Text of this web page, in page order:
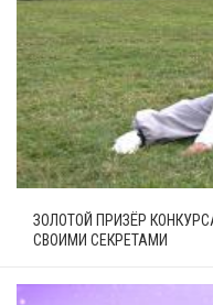
ЗОЛОТОЙ ПРИЗЁР
СВОИМИ СЕКРЕТАМИ